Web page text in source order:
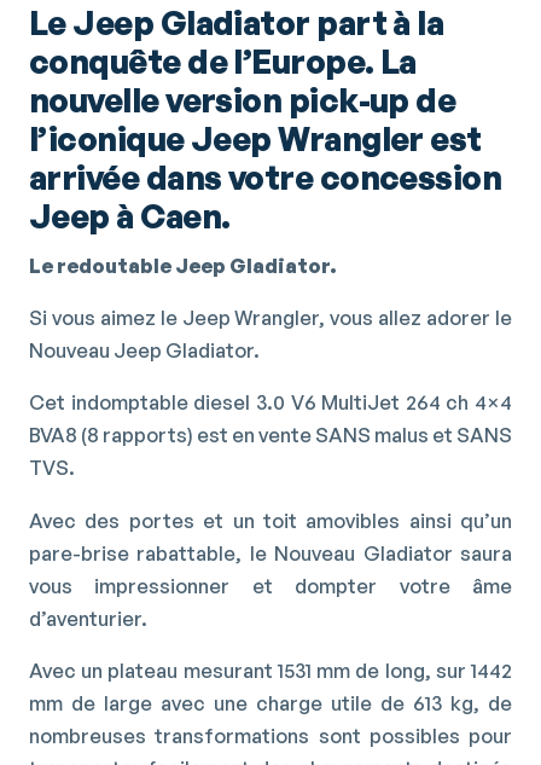
Le Jeep Gladiator part à la
conquête de l’Europe. La
nouvelle version pick-up de
l’iconique Jeep Wrangler est
arrivée dans votre concession
Jeep à Caen.
Le redoutable Jeep Gladiator.
Si vous aimez le Jeep Wrangler, vous allez adorer le
Nouveau Jeep Gladiator.
Cet indomptable diesel 3.0 V6 MultiJet 264 ch 4×4
BVA8 (8 rapports) est en vente SANS malus et SANS
TVS.
Avec des portes et un toit amovibles ainsi qu’un
pare-brise rabattable, le Nouveau Gladiator saura
vous impressionner et dompter votre âme
d’aventurier.
Avec un plateau mesurant 1531 mm de long, sur 1442
mm de large avec une charge utile de 613 kg, de
nombreuses transformations sont possibles pour